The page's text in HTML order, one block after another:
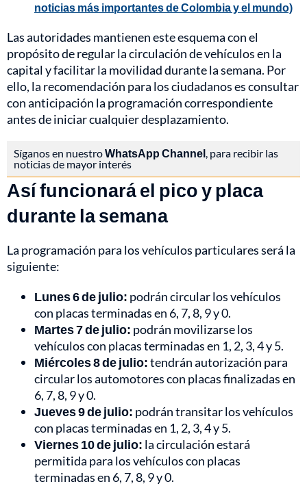
noticias más importantes de Colombia y el mundo)
Las autoridades mantienen este esquema con el
propósito de regular la circulación de vehículos en la
capital y facilitar la movilidad durante la semana. Por
ello, la recomendación para los ciudadanos es consultar
con anticipación la programación correspondiente
antes de iniciar cualquier desplazamiento.
Síganos en nuestroWhatsApp Channel, para recibir las
noticias de mayor interés
Así funcionará el pico y placa
durante la semana
La programación para los vehículos particulares será la
siguiente:
Lunes 6 de julio: podrán circular los vehículos
con placas terminadas en 6, 7, 8, 9 y 0.
Martes 7 de julio: podrán movilizarse los
vehículos con placas terminadas en 1, 2, 3, 4 y 5.
Miércoles 8 de julio:tendrán autorización para
circular los automotores con placas finalizadas en
6, 7, 8, 9 y 0.
Jueves 9 de julio: podrán transitar los vehículos
con placas terminadas en 1, 2, 3, 4 y 5.
Viernes 10 de julio: la circulación estará
permitida para los vehículos con placas
terminadas en 6, 7, 8, 9 y 0.